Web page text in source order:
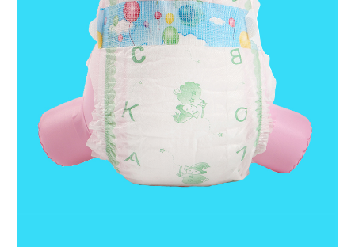
Característica
tacto suave y suave.
Cinta frontal Magic o PP:
Ajustable para sujetar y
volver a sujetar con
hermosos patrones.
Indicador de humedad: el
patrón se desvanece
cuando el pañal está
mojado, le indica la hora
exacta para cambiar
Protección contra fugas 3D: